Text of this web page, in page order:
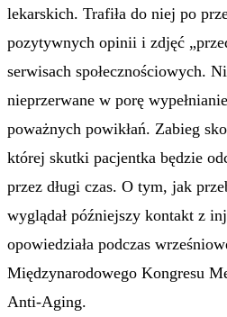
lekarskich. Trafiła do niej po
pozytywnych opinii i zdjęć
serwisach społecznościowych.
nieprzerwane w porę
poważnych powikłań. Zabieg
której skutki pacjentka będzie
przez długi czas. O tym, jak
wyglądał późniejszy kontakt z
opowiedziała podczas
Międzynarodowego Kongresu
Anti-Aging.